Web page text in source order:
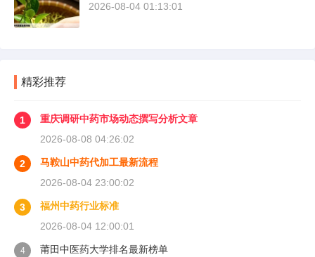
2026-08-04 01:13:01
精彩推荐
1
重庆调研中药市场动态撰写分析文章
2026-08-08 04:26:02
2
马鞍山中药代加工最新流程
2026-08-04 23:00:02
3
福州中药行业标准
2026-08-04 12:00:01
4
莆田中医药大学排名最新榜单